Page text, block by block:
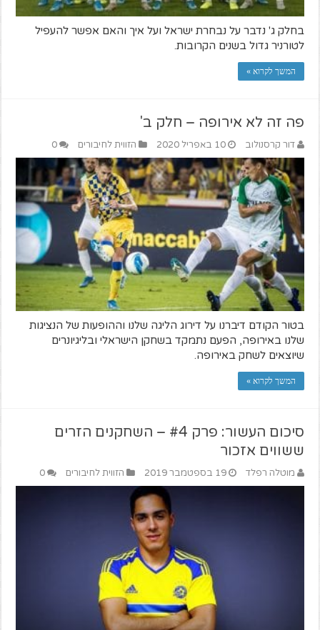
בחלק ג' נדבר על נבחרת ישראל ועל איך והאם אפשר להעפיל
לטורניר גדול בשנים הקרובות.
המשך לקרוא »
פה זה לא אירופה – חלק ב'
דור קרסנולוב 10 באפריל 2020 הזווית לחיבורים 0
בטור הקודם דיברנו על דירוג הליגה שלנו וההופעות של הנציגות
שלנו באירופה, הפעם נתמקד בשחקן הישראלי ובליגיונרים
שיוצאים לשחק באירופה.
המשך לקרוא »
סיכום העשור: פרק #4 – השחקנים הזרים
ששווים אזכור
מוטלה רפלד 19 בספטמבר 2019 הזווית לחיבורים 0